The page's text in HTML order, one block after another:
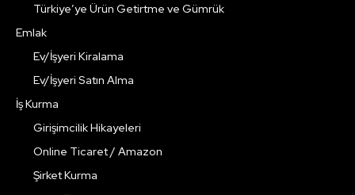
Türkiye’ye Ürün Getirtme ve Gümrük
Emlak
Ev/İşyeri Kiralama
Ev/İşyeri Satın Alma
İş Kurma
Girişimcilik Hikayeleri
Online Ticaret / Amazon
Şirket Kurma